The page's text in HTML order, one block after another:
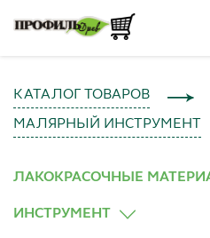
КАТАЛОГ ТОВАРОВ
МАЛЯРНЫЙ ИНСТРУМЕНТ
ЛАКОКРАСОЧНЫЕ
ИНСТРУМЕНТ